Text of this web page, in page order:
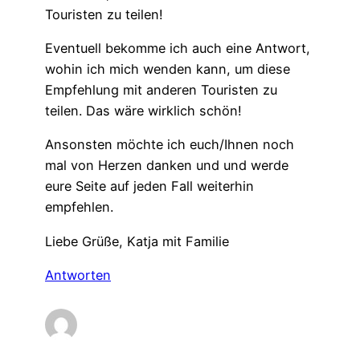
Touristen zu teilen!
Eventuell bekomme ich auch eine Antwort,
wohin ich mich wenden kann, um diese
Empfehlung mit anderen Touristen zu
teilen. Das wäre wirklich schön!
Ansonsten möchte ich euch/Ihnen noch
mal von Herzen danken und und werde
eure Seite auf jeden Fall weiterhin
empfehlen.
Liebe Grüße, Katja mit Familie
Antworten